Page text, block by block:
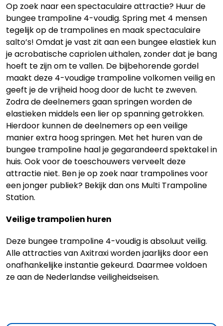
Op zoek naar een spectaculaire attractie? Huur de
bungee trampoline 4-voudig. Spring met 4 mensen
tegelijk op de trampolines en maak spectaculaire
salto’s! Omdat je vast zit aan een bungee elastiek kun
je acrobatische capriolen uithalen, zonder dat je bang
hoeft te zijn om te vallen. De bijbehorende gordel
maakt deze 4-voudige trampoline volkomen veilig en
geeft je de vrijheid hoog door de lucht te zweven.
Zodra de deelnemers gaan springen worden de
elastieken middels een lier op spanning getrokken.
Hierdoor kunnen de deelnemers op een veilige
manier extra hoog springen. Met het huren van de
bungee trampoline haal je gegarandeerd spektakel in
huis. Ook voor de toeschouwers verveelt deze
attractie niet. Ben je op zoek naar trampolines voor
een jonger publiek? Bekijk dan ons Multi Trampoline
Station.
Veilige trampolien huren
Deze bungee trampoline 4-voudig is absoluut veilig.
Alle attracties van Axitraxi worden jaarlijks door een
onafhankelijke instantie gekeurd. Daarmee voldoen
ze aan de Nederlandse veiligheidseisen.